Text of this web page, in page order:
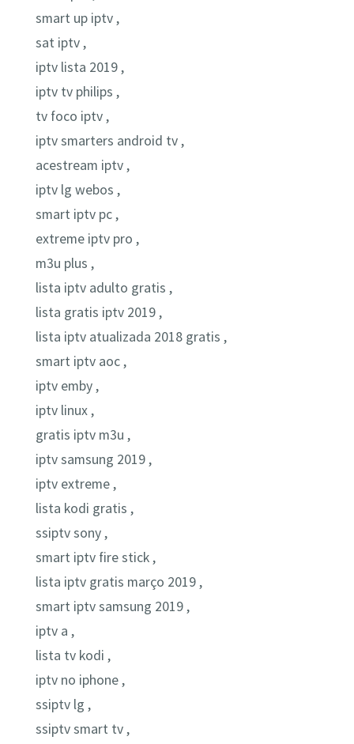
smart up iptv ,
sat iptv ,
iptv lista 2019 ,
iptv tv philips ,
tv foco iptv ,
iptv smarters android tv ,
acestream iptv ,
iptv lg webos ,
smart iptv pc ,
extreme iptv pro ,
m3u plus ,
lista iptv adulto gratis ,
lista gratis iptv 2019 ,
lista iptv atualizada 2018 gratis ,
smart iptv aoc ,
iptv emby ,
iptv linux ,
gratis iptv m3u ,
iptv samsung 2019 ,
iptv extreme ,
lista kodi gratis ,
ssiptv sony ,
smart iptv fire stick ,
lista iptv gratis março 2019 ,
smart iptv samsung 2019 ,
iptv a ,
lista tv kodi ,
iptv no iphone ,
ssiptv lg ,
ssiptv smart tv ,